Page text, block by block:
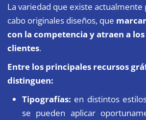
La variedad que existe
cabo originales diseños, que
con la competencia y atraen a
clientes.
Entre los principales recursos
distinguen:
Tipografías: en distintos
se pueden aplicar